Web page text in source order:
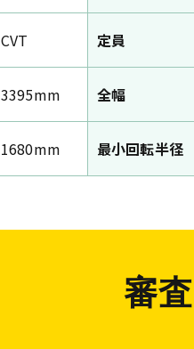
CVT 定員
3395mm 全幅
1680mm 最小回転半径
審